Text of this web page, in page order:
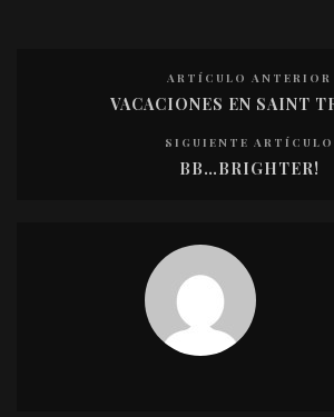
ARTÍCULO ANTERIOR
VACACIONES EN SAINT
SIGUIENTE ARTÍCULO
BB…BRIGHTER!